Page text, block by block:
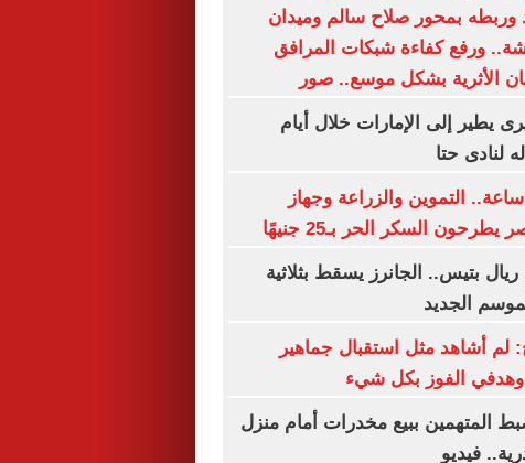
وربطه بمحور صلاح سالم وميدان
ورفع كفاءة شبكات المرافق
الأثرية بشكل موسع.. صور
يطير إلى الإمارات خلال أيام
لنادى حتا
أخبار × 24 ساعة.. التموين والزراعة وجهاز
السكر الحر بـ25 جنيهًا
بتيس.. الجانرز يسقط بثلاثية
الجديد
لم أشاهد مثل استقبال جماهير
الفوز بكل شيء
المتهمين ببيع مخدرات أمام منزل
فيديو